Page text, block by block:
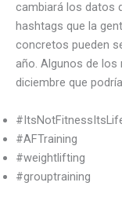
cambiará los datos
hashtags que la
concretos pueden
año. Algunos de
diciembre que
#AFTraining
#weightlifting
#grouptraining